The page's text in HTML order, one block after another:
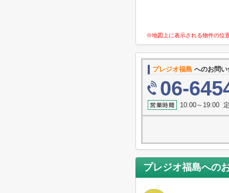
※地図上に表示される物件の位
プレジオ福島 へのお問
06-
10:00～19:00
プレジオ福島への